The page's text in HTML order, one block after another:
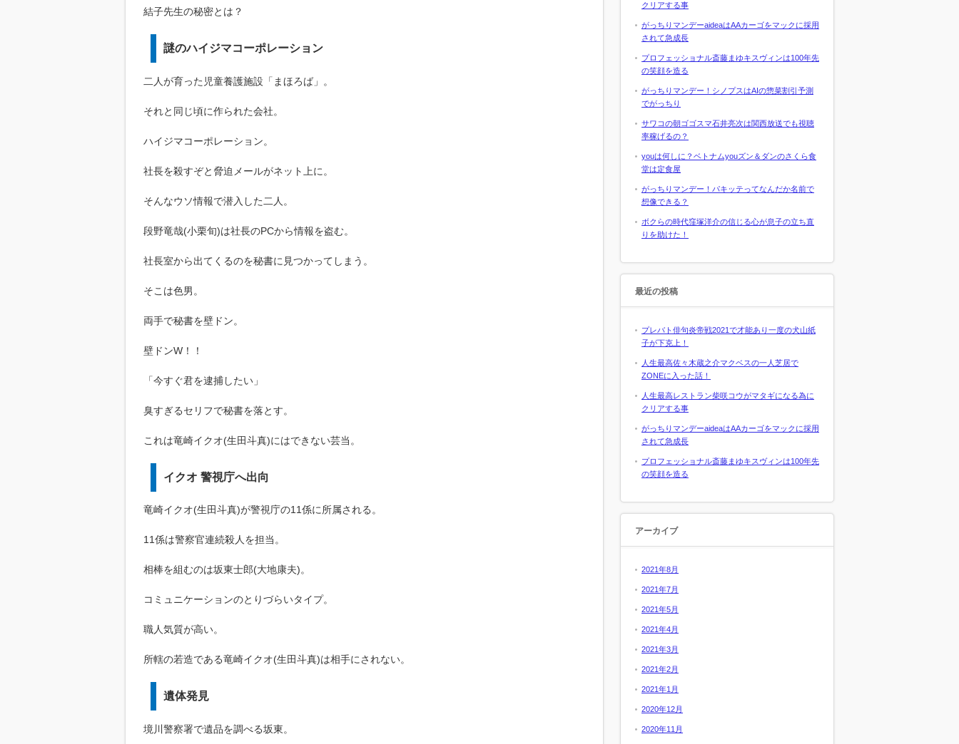
結子先生の秘密とは？
謎のハイジマコーポレーション
二人が育った児童養護施設「まほろば」。
それと同じ頃に作られた会社。
ハイジマコーポレーション。
社長を殺すぞと脅迫メールがネット上に。
そんなウソ情報で潜入した二人。
段野竜哉(小栗旬)は社長のPCから情報を盗む。
社長室から出てくるのを秘書に見つかってしまう。
そこは色男。
両手で秘書を壁ドン。
壁ドンW！！
「今すぐ君を逮捕したい」
臭すぎるセリフで秘書を落とす。
これは竜崎イクオ(生田斗真)にはできない芸当。
イクオ 警視庁へ出向
竜崎イクオ(生田斗真)が警視庁の11係に所属される。
11係は警察官連続殺人を担当。
相棒を組むのは坂東士郎(大地康夫)。
コミュニケーションのとりづらいタイプ。
職人気質が高い。
所轄の若造である竜崎イクオ(生田斗真)は相手にされない。
遺体発見
境川警察署で遺品を調べる坂東。
クリアする事
がっちりマンデーaideaはAAカーゴをマックに採用
されて急成長
プロフェッショナル斎藤まゆキスヴィンは100年先
の笑顔を造る
がっちりマンデー！シノプスはAIの惣菜割引予測
でがっちり
サワコの朝ゴゴスマ石井亮次は関西放送でも視聴
率稼げるの？
youは何しに？ベトナムyouズン＆ダンのさくら食
堂は定食屋
がっちりマンデー！パキッテってなんだか名前で
想像できる？
ボクらの時代窪塚洋介の信じる心が息子の立ち直
りを助けた！
最近の投稿
プレバト俳句炎帝戦2021で才能あり一度の犬山紙
子が下克上！
人生最高佐々木蔵之介マクベスの一人芝居で
ZONEに入った話！
人生最高レストラン柴咲コウがマタギになる為に
クリアする事
がっちりマンデーaideaはAAカーゴをマックに採用
されて急成長
プロフェッショナル斎藤まゆキスヴィンは100年先
の笑顔を造る
アーカイブ
2021年8月
2021年7月
2021年5月
2021年4月
2021年3月
2021年2月
2021年1月
2020年12月
2020年11月